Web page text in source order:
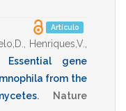
Artículo
Henriques,V.
Essential gene
from the
.
Nature